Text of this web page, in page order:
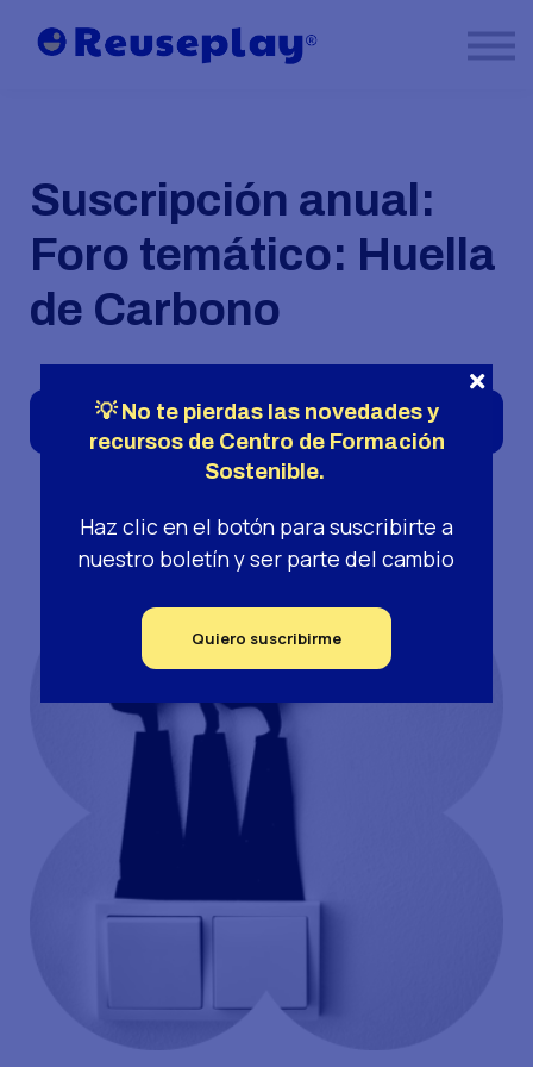
Formación certificada en Reuseplay
Contacto
Suscripción anual:
Foro temático: Huella
de Carbono
¡Suscríbete ahora!49 € / 12 meses
💡 No te pierdas las novedades y
recursos de Centro de Formación
Sostenible.
Haz clic en el botón para suscribirte a
nuestro boletín y ser parte del cambio
Quiero suscribirme